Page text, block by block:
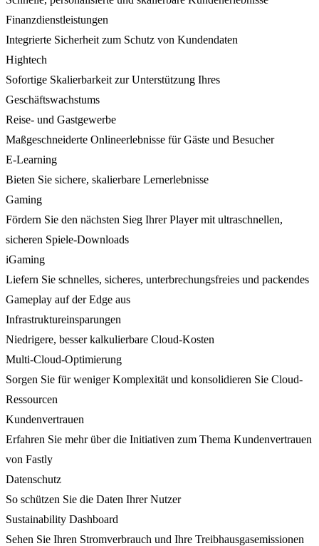
Finanzdienstleistungen
Integrierte Sicherheit zum Schutz von Kundendaten
Hightech
Sofortige Skalierbarkeit zur Unterstützung Ihres
Geschäftswachstums
Reise- und Gastgewerbe
Maßgeschneiderte Onlineerlebnisse für Gäste und Besucher
E-Learning
Bieten Sie sichere, skalierbare Lernerlebnisse
Gaming
Fördern Sie den nächsten Sieg Ihrer Player mit ultraschnellen,
sicheren Spiele-Downloads
iGaming
Liefern Sie schnelles, sicheres, unterbrechungsfreies und packendes
Gameplay auf der Edge aus
Infrastruktureinsparungen
Niedrigere, besser kalkulierbare Cloud-Kosten
Multi-Cloud-Optimierung
Sorgen Sie für weniger Komplexität und konsolidieren Sie Cloud-
Ressourcen
Kundenvertrauen
Erfahren Sie mehr über die Initiativen zum Thema Kundenvertrauen
von Fastly
Datenschutz
So schützen Sie die Daten Ihrer Nutzer
Sustainability Dashboard
Sehen Sie Ihren Stromverbrauch und Ihre Treibhausgasemissionen